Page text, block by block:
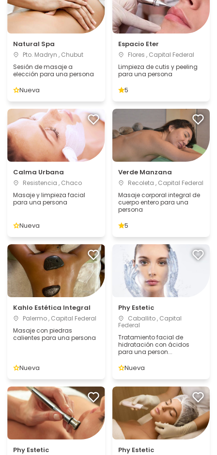
Natural Spa
Pto. Madryn , Chubut
Sesión de masaje a
elección para una persona
Nueva
Espacio Eter
Flores , Capital Federal
Limpieza de cutis y peeling
para una persona
5
Calma Urbana
Resistencia , Chaco
Masaje y limpieza facial
para una persona
Nueva
Verde Manzana
Recoleta , Capital Federal
Masaje corporal integral de
cuerpo entero para una
persona
5
Kahlo Estética Integral
Palermo , Capital Federal
Masaje con piedras
calientes para una persona
Nueva
Phy Estetic
Caballito , Capital
Federal
Tratamiento facial de
hidratación con ácidos
para una person...
Nueva
Phy Estetic Phy Estetic